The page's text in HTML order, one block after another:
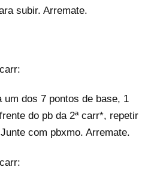
subir. Arremate.
dos 7 pontos de base, 1
do pb da 2ª carr*, repetir
com pbxmo. Arremate.